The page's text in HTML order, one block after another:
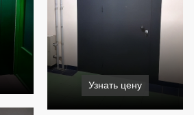
Узнать цену